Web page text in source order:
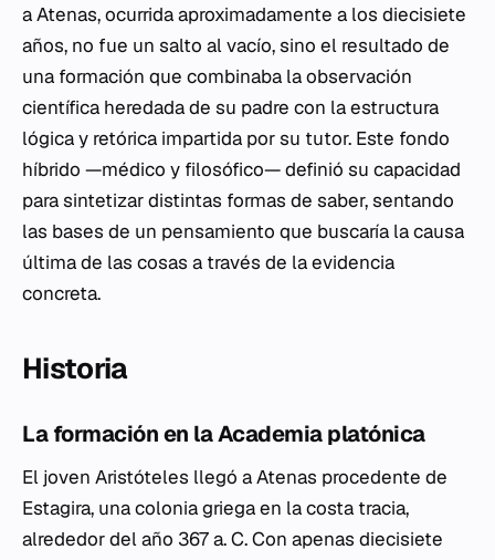
a Atenas, ocurrida aproximadamente a los diecisiete
años, no fue un salto al vacío, sino el resultado de
una formación que combinaba la observación
científica heredada de su padre con la estructura
lógica y retórica impartida por su tutor. Este fondo
híbrido —médico y filosófico— definió su capacidad
para sintetizar distintas formas de saber, sentando
las bases de un pensamiento que buscaría la causa
última de las cosas a través de la evidencia
concreta.
Historia
La formación en la Academia platónica
El joven Aristóteles llegó a Atenas procedente de
Estagira, una colonia griega en la costa tracia,
alrededor del año 367 a. C. Con apenas diecisiete